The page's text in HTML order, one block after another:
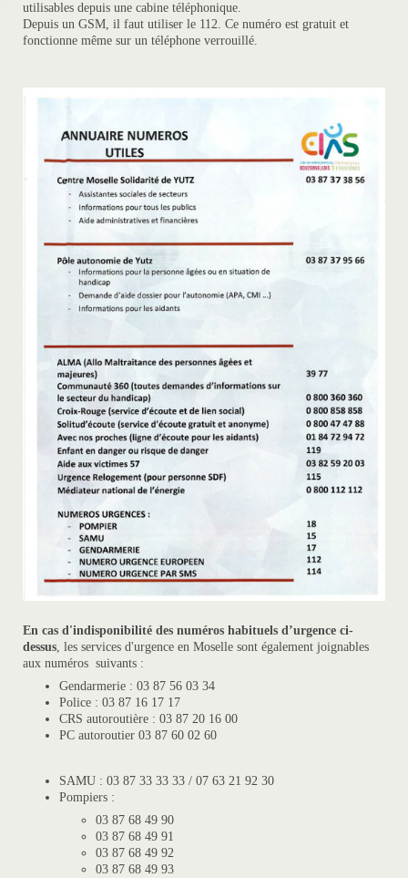
utilisables depuis une cabine téléphonique.
Depuis un GSM, il faut utiliser le 112. Ce numéro est gratuit et
fonctionne même sur un téléphone verrouillé.
En cas d'indisponibilité des numéros habituels d’urgence ci-
dessus, les services d'urgence en Moselle sont également joignables
aux numéros suivants :
Gendarmerie : 03 87 56 03 34
Police : 03 87 16 17 17
CRS autoroutière : 03 87 20 16 00
PC autoroutier 03 87 60 02 60
SAMU : 03 87 33 33 33 / 07 63 21 92 30
Pompiers :
03 87 68 49 90
03 87 68 49 91
03 87 68 49 92
03 87 68 49 93